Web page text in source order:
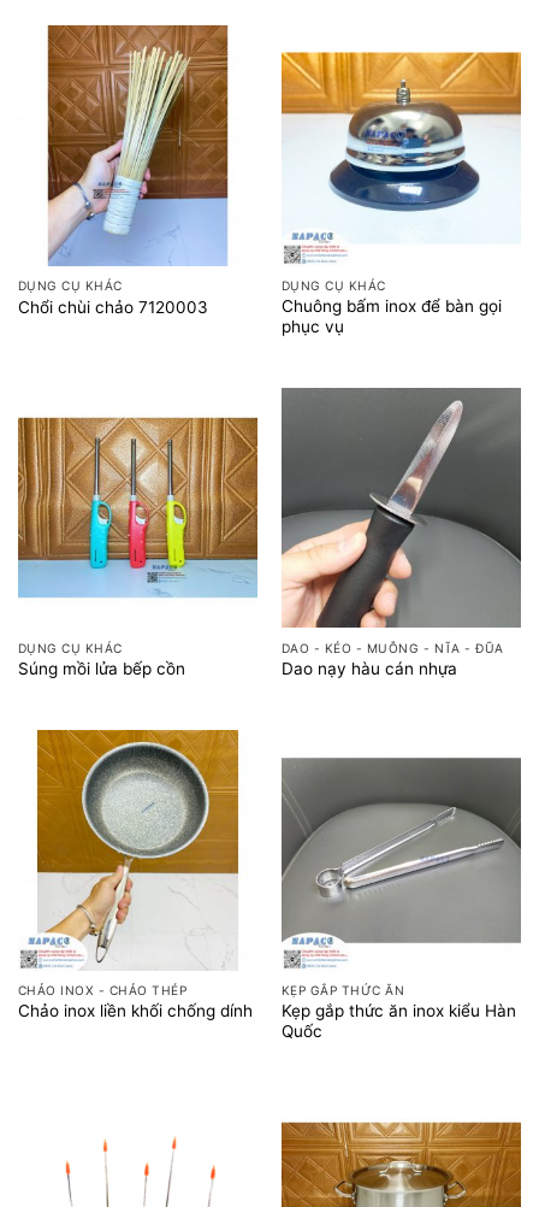
DỤNG CỤ KHÁC
Chổi chùi chảo 7120003
DỤNG CỤ KHÁC
Chuông bấm inox để bàn gọi
phục vụ
DỤNG CỤ KHÁC
Súng mồi lửa bếp cồn
DAO - KÉO - MUỖNG - NĨA - ĐŨA
Dao nạy hàu cán nhựa
CHẢO INOX - CHẢO THÉP
Chảo inox liền khối chống dính
KẸP GẮP THỨC ĂN
Kẹp gắp thức ăn inox kiểu Hàn
Quốc